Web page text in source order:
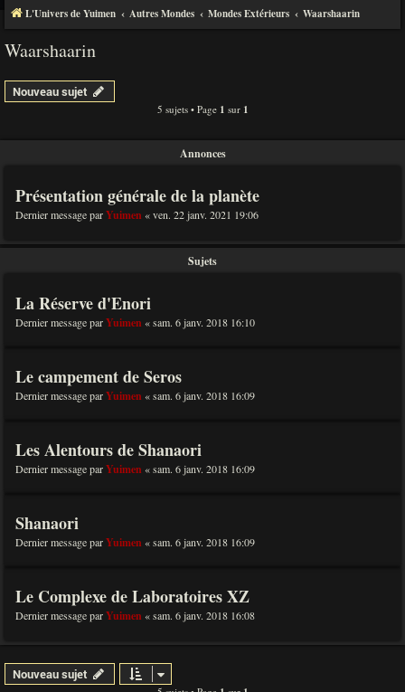
L'Univers de Yuimen Autres Mondes Mondes Extérieurs Waarshaarin
Waarshaarin
Nouveau sujet
5 sujets • Page 1 sur 1
Annonces
Présentation générale de la planète
Dernier message parYuimen «ven. 22 janv. 2021 19:06
Sujets
La Réserve d'Enori
Dernier message parYuimen «sam. 6 janv. 2018 16:10
Le campement de Seros
Dernier message parYuimen «sam. 6 janv. 2018 16:09
Les Alentours de Shanaori
Dernier message parYuimen «sam. 6 janv. 2018 16:09
Shanaori
Dernier message parYuimen «sam. 6 janv. 2018 16:09
Le Complexe de Laboratoires XZ
Dernier message parYuimen «sam. 6 janv. 2018 16:08
Nouveau sujet